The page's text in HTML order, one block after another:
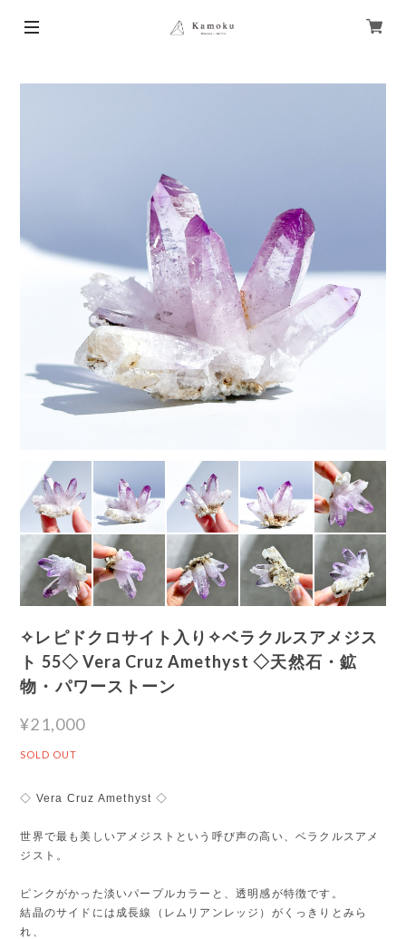
✧レピドクロサイト入り✧ベラクルスアメジス
ト 55◇ Vera Cruz Amethyst ◇天然石・鉱
物・パワーストーン
¥21,000
SOLD OUT
◇ Vera Cruz Amethyst ◇
世界で最も美しいアメジストという呼び声の高い、ベラクルスアメ
ジスト。
ピンクがかった淡いパープルカラーと、透明感が特徴です。
結晶のサイドには成長線（レムリアンレッジ）がくっきりとみら
れ、